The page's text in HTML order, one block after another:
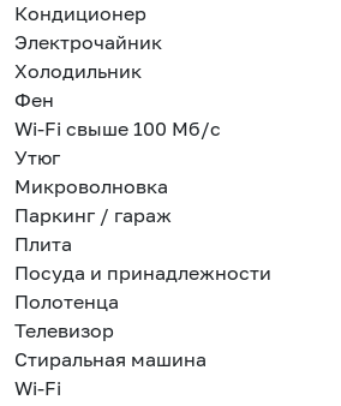
Кондиционер
Электрочайник
Холодильник
Фен
Wi-Fi свыше 100 Мб/с
Утюг
Микроволновка
Паркинг / гараж
Плита
Посуда и принадлежности
Полотенца
Телевизор
Стиральная машина
Wi-Fi